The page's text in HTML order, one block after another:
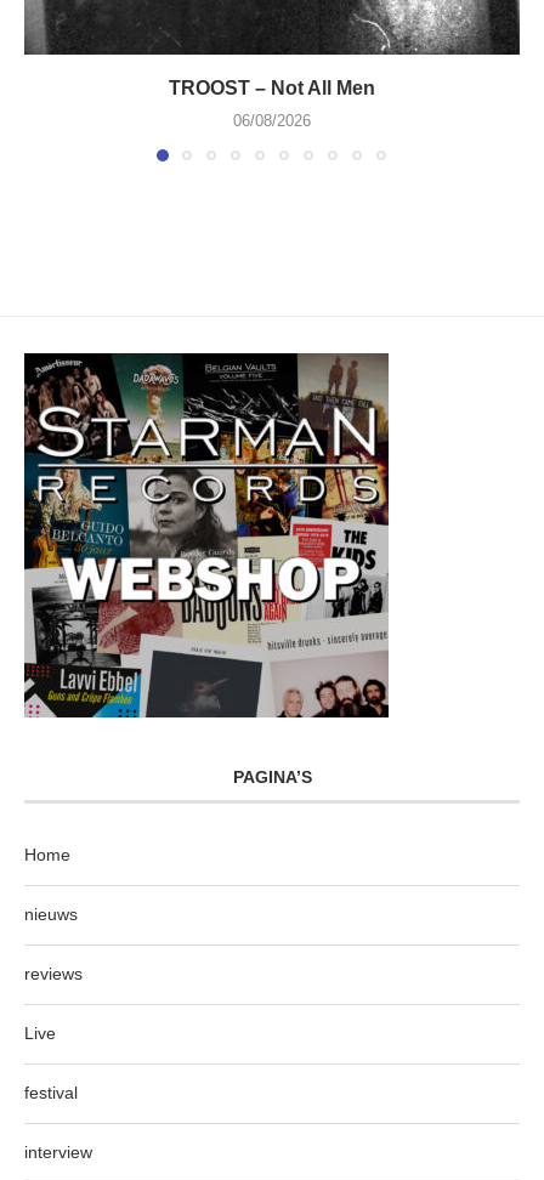
TROOST – Not All Men
06/08/2026
PAGINA’S
Home
nieuws
reviews
Live
festival
interview